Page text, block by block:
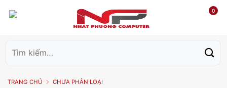
0
kiếm:
TRANG CHỦ CHƯA PHÂN LOẠI